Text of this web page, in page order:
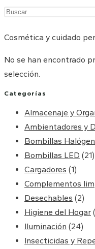
Buscar
esta
Cosmética y cuidado
No se han encontrado
selección.
Categorías
Almacenaje y
Ambientadores y
Bombillas
Bombillas LED (21)
Cargadores (1)
Complementos
Desechables (2)
Higiene del Hogar
Iluminación (24)
Insecticidas y